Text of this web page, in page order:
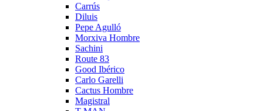
Carrús
Diluis
Pepe Agulló
Morxiva Hombre
Sachini
Route 83
Good Ibérico
Carlo Garelli
Cactus Hombre
Magistral